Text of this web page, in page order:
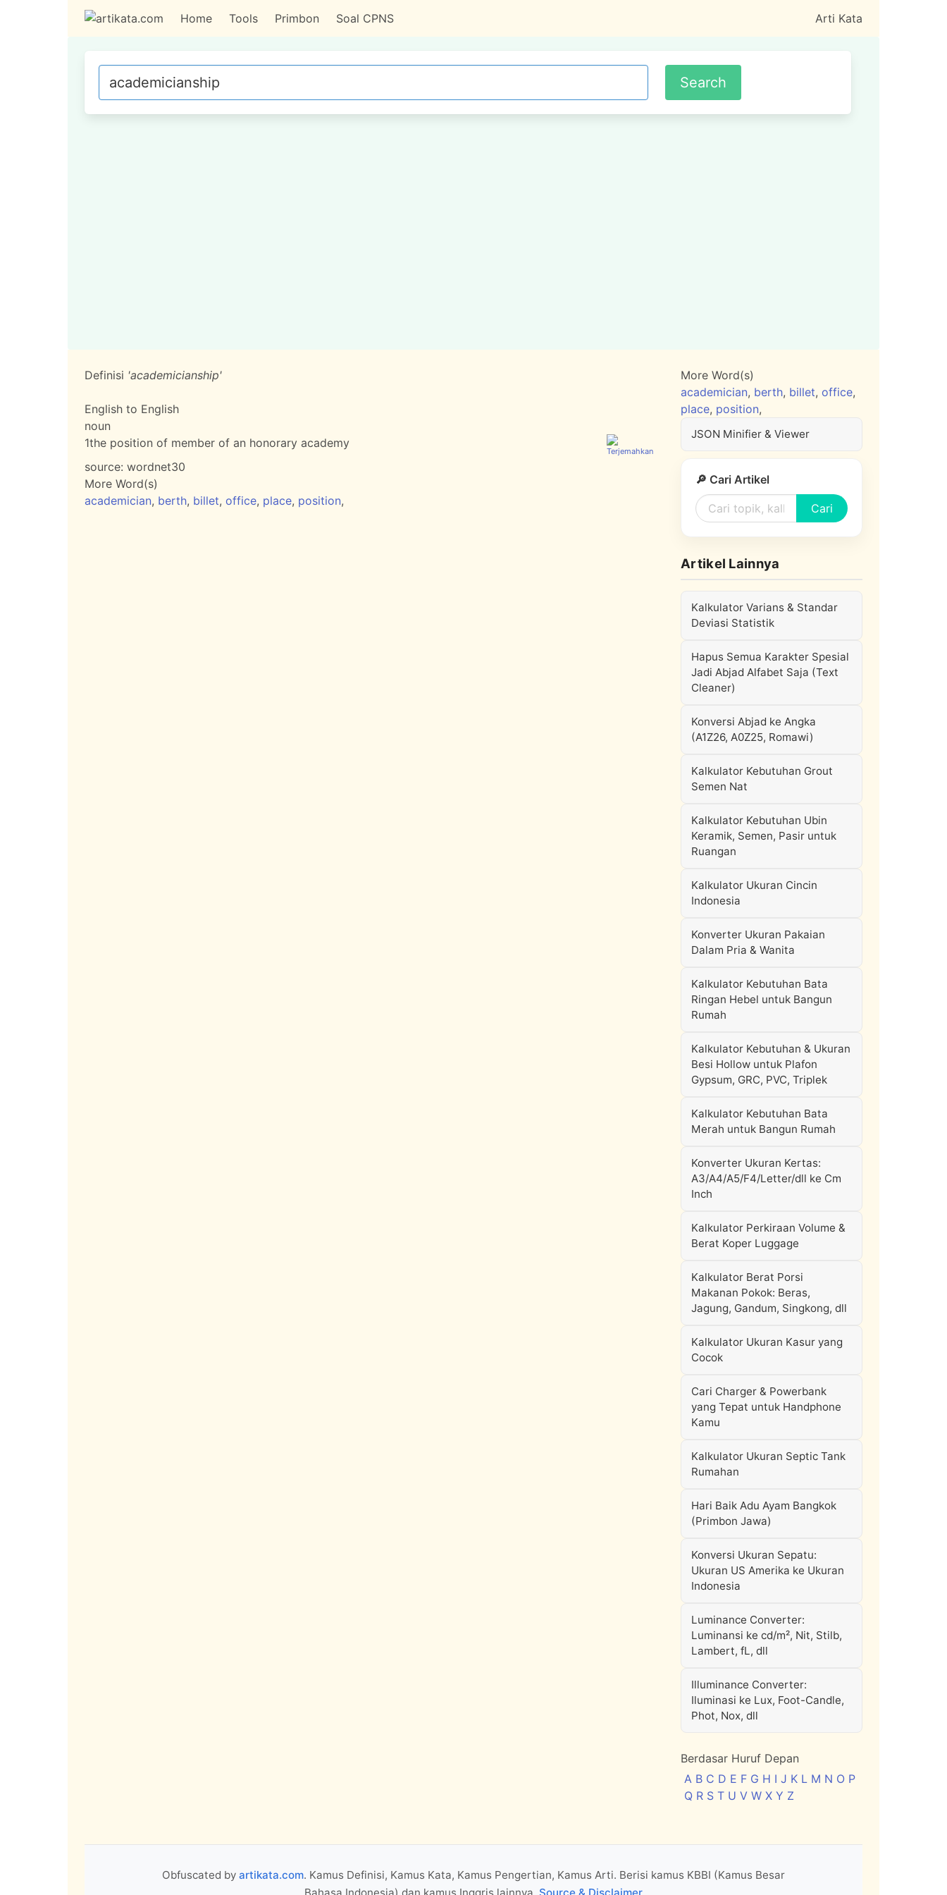
Home Tools Primbon Soal CPNS Arti Kata
Definisi 'academicianship'
English to English
noun
1the position of member of an honorary academy
source: wordnet30
More Word(s)
academician, berth, billet, office, place, position,
More Word(s)
academician, berth, billet, office,
place, position,
JSON Minifier & Viewer
🔎 Cari Artikel
Cari
Artikel Lainnya
Kalkulator Varians & Standar
Deviasi Statistik
Hapus Semua Karakter Spesial
Jadi Abjad Alfabet Saja (Text
Cleaner)
Konversi Abjad ke Angka
(A1Z26, A0Z25, Romawi)
Kalkulator Kebutuhan Grout
Semen Nat
Kalkulator Kebutuhan Ubin
Keramik, Semen, Pasir untuk
Ruangan
Kalkulator Ukuran Cincin
Indonesia
Konverter Ukuran Pakaian
Dalam Pria & Wanita
Kalkulator Kebutuhan Bata
Ringan Hebel untuk Bangun
Rumah
Kalkulator Kebutuhan & Ukuran
Besi Hollow untuk Plafon
Gypsum, GRC, PVC, Triplek
Kalkulator Kebutuhan Bata
Merah untuk Bangun Rumah
Konverter Ukuran Kertas:
A3/A4/A5/F4/Letter/dll ke Cm
Inch
Kalkulator Perkiraan Volume &
Berat Koper Luggage
Kalkulator Berat Porsi
Makanan Pokok: Beras,
Jagung, Gandum, Singkong, dll
Kalkulator Ukuran Kasur yang
Cocok
Cari Charger & Powerbank
yang Tepat untuk Handphone
Kamu
Kalkulator Ukuran Septic Tank
Rumahan
Hari Baik Adu Ayam Bangkok
(Primbon Jawa)
Konversi Ukuran Sepatu:
Ukuran US Amerika ke Ukuran
Indonesia
Luminance Converter:
Luminansi ke cd/m², Nit, Stilb,
Lambert, fL, dll
Illuminance Converter:
Iluminasi ke Lux, Foot-Candle,
Phot, Nox, dll
Berdasar Huruf Depan
A B C D E F G H I J K L M N O P
Q R S T U V W X Y Z
Obfuscated by artikata.com. Kamus Definisi, Kamus Kata, Kamus Pengertian, Kamus Arti. Berisi kamus KBBI (Kamus Besar